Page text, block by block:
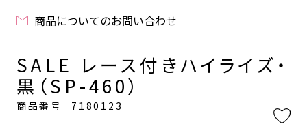
商品についてのお問い合わせ
SALE レース付きハイライズ・
黒（SP-460）
商品番号 7180123